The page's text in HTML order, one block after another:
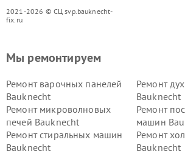
2021-2026 © СЦ svp.bauknecht-
fix.ru
Мы ремонтируем
Ремонт варочных панелей
Bauknecht
Ремонт
Bauknecht
Ремонт микроволновых
печей Bauknecht
Ремонт
машин
Ремонт стиральных машин
Bauknecht
Ремонт
Bauknecht